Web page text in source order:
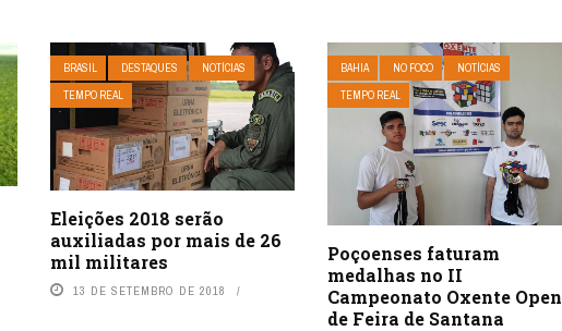
BRASIL DESTAQUES
NOTÍCIAS
TEMPO REAL
Eleições 2018 serão
auxiliadas por mais de 26
mil militares
13 DE SETEMBRO DE 2018
BAHIA NO FOCO
NOTÍCIAS
TEMPO REAL
Poçoenses faturam
medalhas no II
Campeonato Oxente Open
de Feira de Santana